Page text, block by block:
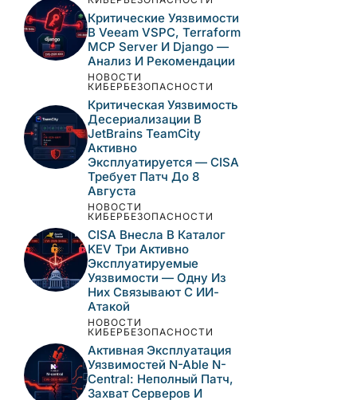
Этот сайт использует Akismet для борьбы
со спамом.Узнайте, как обрабатываются
ваши данные комментариев.
САМЫЕ ПОПУЛЯРНЫЕ
НОВОСТИ
КИБЕРБЕЗОПАСНОСТИ
Критические
Уязвимости В Veeam
VSPC, Terraform MCP
Server И Django —
Анализ И Рекомендации
НОВОСТИ
КИБЕРБЕЗОПАСНОСТИ
Критическая
Уязвимость
Десериализации В
JetBrains TeamCity
Активно
Эксплуатируется —
CISA Требует Патч До 8
Августа
НОВОСТИ
КИБЕРБЕЗОПАСНОСТИ